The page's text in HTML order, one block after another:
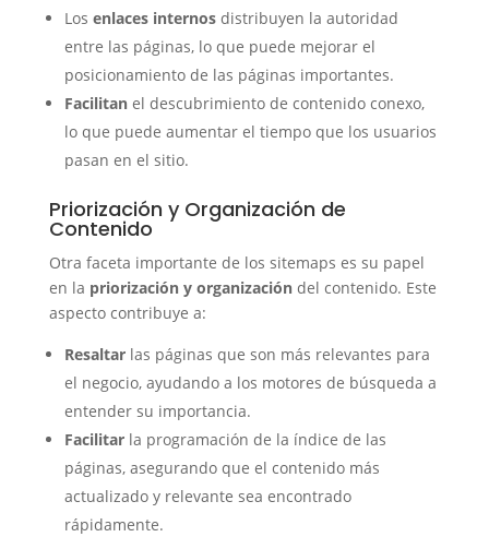
Los enlaces internosdistribuyen la autoridad
entre las páginas, lo que puede mejorar el
posicionamiento de las páginas importantes.
Facilitanel descubrimiento de contenido conexo,
lo que puede aumentar el tiempo que los usuarios
pasan en el sitio.
Priorización y Organización de
Contenido
Otra faceta importante de los sitemaps es su papel
en la priorización y organizacióndel contenido. Este
aspecto contribuye a:
Resaltarlas páginas que son más relevantes para
el negocio, ayudando a los motores de búsqueda a
entender su importancia.
Facilitarla programación de la índice de las
páginas, asegurando que el contenido más
actualizado y relevante sea encontrado
rápidamente.